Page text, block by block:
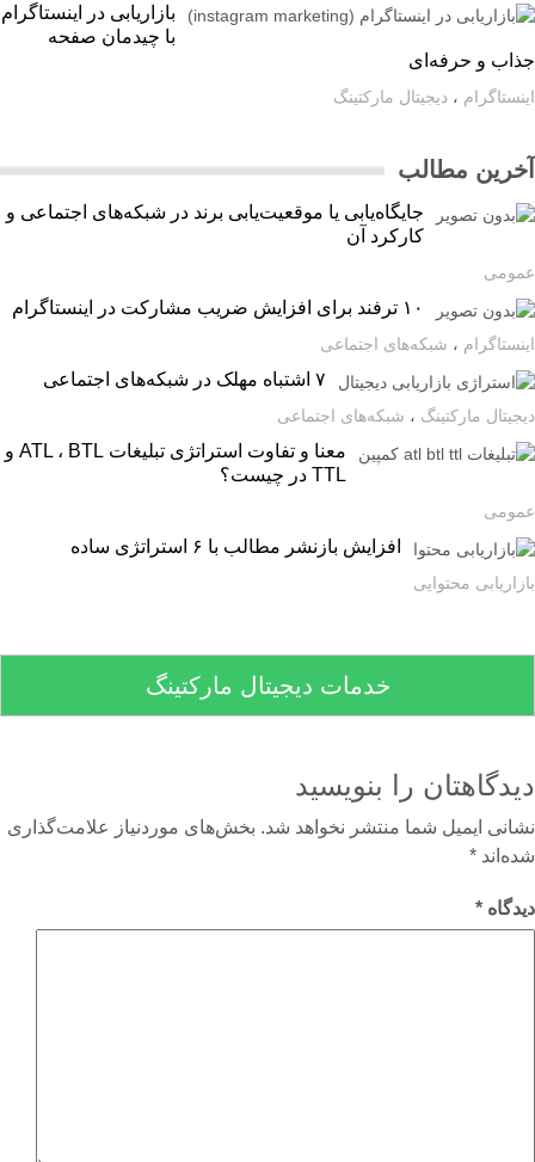
بازاریابی در اینستاگرام
با چیدمان صفحه
و حرفه‌ای
،دیجیتال مارکتینگ
مطالب
جایگاه‌یابی یا موقعیت‌یابی برند در شبکه‌های اجتماعی و
کارکرد آن
۱۰ ترفند برای افزایش ضریب مشارکت در اینستاگرام
،شبکه‌های اجتماعی
مارکتینگ،شبکه‌های اجتماعی
معنا و تفاوت استراتژی تبلیغات ATL ، BTL و
TTL در چیست؟
افزایش بازنشر مطالب با ۶ استراتژی ساده
محتوایی
خدمات دیجیتال مارکتینگ
را بنویسید
ایمیل شما منتشر نخواهد شد. بخش‌های موردنیاز علامت‌گذاری
*
*